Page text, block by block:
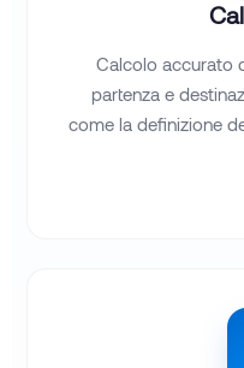
Calcolo accurato
partenza e
come la definizione